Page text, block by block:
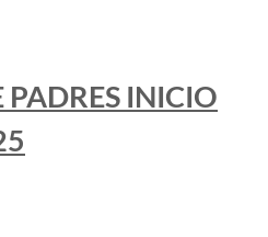
PADRES INICIO